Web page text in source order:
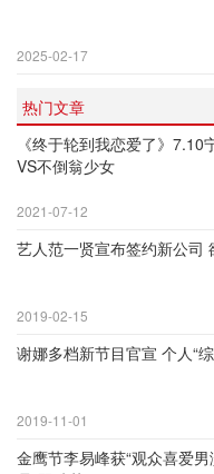
2025-02-17
热门文章
《终于轮到我恋爱了》7.10
VS不倒翁少女
2021-07-12
艺人范一贤宣布签约新公司
2019-02-15
谢娜多档新节目官宣 个人“
2019-11-01
金鹰节李易峰获“观众喜爱